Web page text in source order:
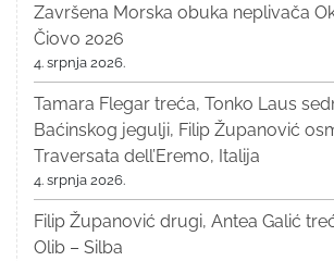
Završena Morska obuka neplivača
Čiovo 2026
4. srpnja 2026.
Tamara Flegar treća, Tonko Laus
Baćinskog jegulji, Filip Županović
Traversata dell’Eremo, Italija
4. srpnja 2026.
Filip Županović drugi, Antea Galić
Olib – Silba